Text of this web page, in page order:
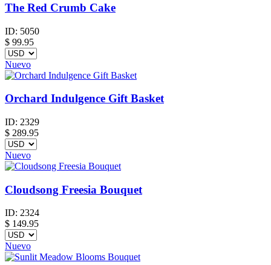
The Red Crumb Cake
ID: 5050
$ 99.95
Nuevo
Orchard Indulgence Gift Basket
ID: 2329
$ 289.95
Nuevo
Cloudsong Freesia Bouquet
ID: 2324
$ 149.95
Nuevo